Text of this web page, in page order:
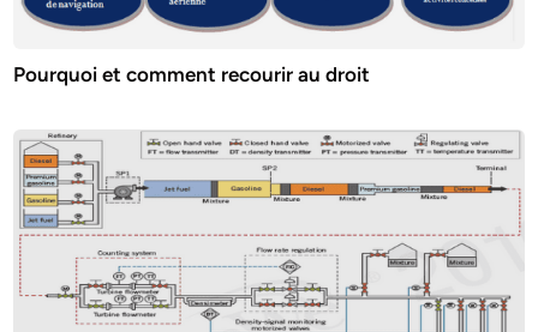
Pourquoi et comment recourir au droit